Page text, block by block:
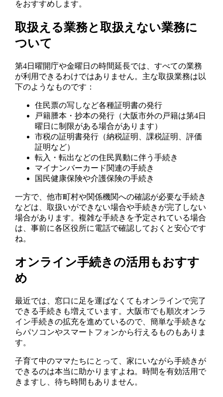
をおすすめします。
取扱える業務と取扱えない業務に
ついて
第4日曜開庁や金曜日の時間延長では、すべての業務
が利用できるわけではありません。主な取扱業務は以
下のようなものです：
住民票の写しなど各種証明書の発行
戸籍謄本・抄本の発行（大阪市外の戸籍は第4日
曜日に制限がある場合があります）
市税の証明書発行（納税証明、課税証明、評価
証明など）
転入・転出などの住民異動に伴う手続き
マイナンバーカード関連の手続き
国民健康保険や介護保険の手続き
一方で、他市町村や関係機関への確認が必要な手続き
などは、取扱いができない場合や手続きが完了しない
場合があります。複雑な手続きを予定されている場合
は、事前に各区役所に電話で確認しておくと安心です
ね。
オンライン手続きの活用もおすす
め
最近では、窓口に足を運ばなくてもオンラインで完了
できる手続きも増えています。大阪市でも順次オンラ
イン手続きの拡充を進めているので、簡単な手続きな
らパソコンやスマートフォンから行えるものもありま
す。
子育て中のママたちにとって、家にいながら手続きが
できるのは本当に助かりますよね。時間を有効活用で
きますし、待ち時間もありません。